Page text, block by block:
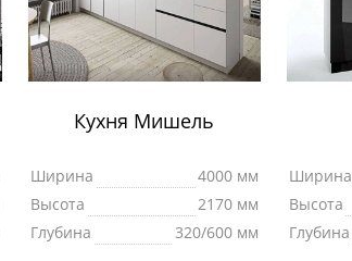
Кухня Мишель
Ширина
4000 мм
Высота
2170 мм
Глубина
320/600 мм
Ширина
Высота
Глубина